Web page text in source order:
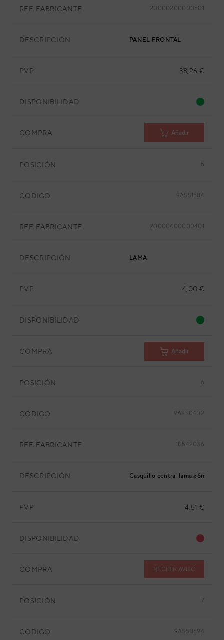
REF. FABRICANTE 20000200000801
DESCRIPCIÓN PANEL FRONTAL
PVP 38,26 €
DISPONIBILIDAD
COMPRA Añadir
POSICIÓN 5
CÓDIGO 9ASS1584
REF. FABRICANTE 20000400000401
DESCRIPCIÓN LAMA
PVP 4,00 €
DISPONIBILIDAD
COMPRA Añadir
POSICIÓN 6
CÓDIGO 9ASS0402
REF. FABRICANTE 10542036
DESCRIPCIÓN Casquillo central lama ø6mm
PVP 4,51 €
DISPONIBILIDAD
COMPRA RECIBIR AVISO
POSICIÓN 7
CÓDIGO 9ASS0694